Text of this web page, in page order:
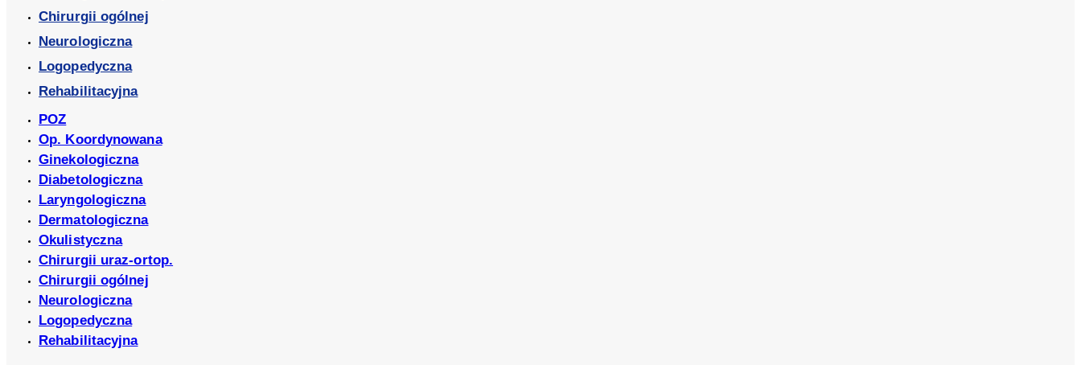
Chirurgii ogólnej
Neurologiczna
Logopedyczna
Rehabilitacyjna
POZ
Op. Koordynowana
Ginekologiczna
Diabetologiczna
Laryngologiczna
Dermatologiczna
Okulistyczna
Chirurgii uraz-ortop.
Chirurgii ogólnej
Neurologiczna
Logopedyczna
Rehabilitacyjna